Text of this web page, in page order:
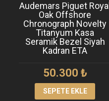
Audemars Piguet Royal
Oak Offshore
Chronograph Novelty
Titanyum Kasa
Seramik Bezel Siyah
Kadran ETA
50.300 ₺
SEPETE EKLE